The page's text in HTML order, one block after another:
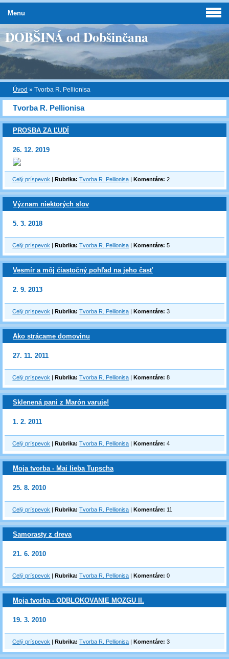
DOBŠINÁ od Dobšinčana
Úvod » Tvorba R. Pellionisa
Tvorba R. Pellionisa
PROSBA ZA ĽUDÍ
26. 12. 2019
Celý príspevok |Rubrika: Tvorba R. Pellionisa |Komentáre: 2
Význam niektorých slov
5. 3. 2018
Celý príspevok |Rubrika: Tvorba R. Pellionisa |Komentáre: 5
Vesmír a môj čiastočný pohľad na jeho časť
2. 9. 2013
Celý príspevok |Rubrika: Tvorba R. Pellionisa |Komentáre: 3
Ako strácame domovinu
27. 11. 2011
Celý príspevok |Rubrika: Tvorba R. Pellionisa |Komentáre: 8
Sklenená pani z Marón varuje!
1. 2. 2011
Celý príspevok |Rubrika: Tvorba R. Pellionisa |Komentáre: 4
Moja tvorba - Mai lieba Tupscha
25. 8. 2010
Celý príspevok |Rubrika: Tvorba R. Pellionisa |Komentáre: 11
Samorasty z dreva
21. 6. 2010
Celý príspevok |Rubrika: Tvorba R. Pellionisa |Komentáre: 0
Moja tvorba - ODBLOKOVANIE MOZGU II.
19. 3. 2010
Celý príspevok |Rubrika: Tvorba R. Pellionisa |Komentáre: 3
Menu